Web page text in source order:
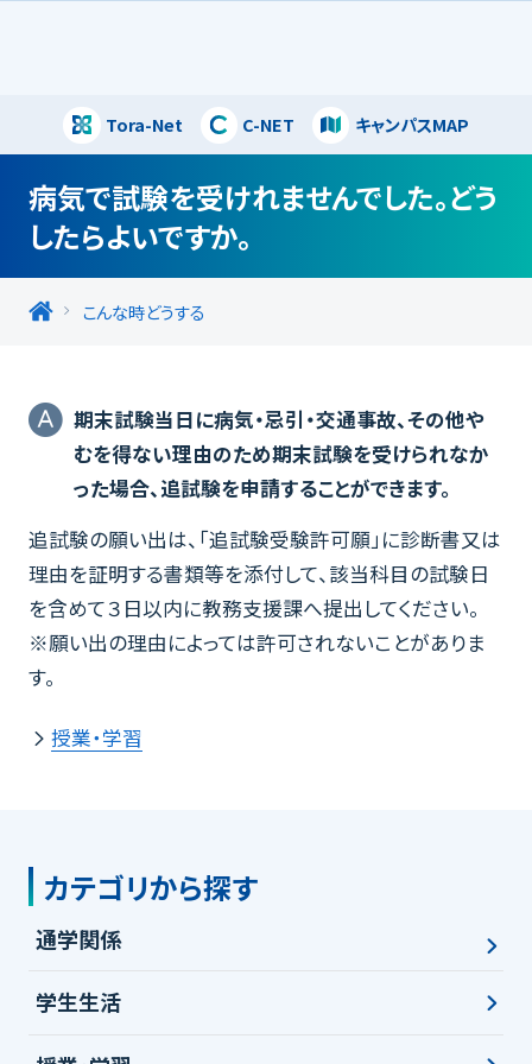
Tora-Net C-NET キャンパスMAP閉じる
病気で試験を受けれませんでした。どう
したらよいですか。
こんな時どうする
期末試験当日に病気・忌引・交通事故、その他や
むを得ない理由のため期末試験を受けられなか
った場合、追試験を申請することができます。
追試験の願い出は、「追試験受験許可願」に診断書又は
理由を証明する書類等を添付して、該当科目の試験日
を含めて３日以内に教務支援課へ提出してください。
※願い出の理由によっては許可されないことがありま
す。
授業・学習
カテゴリから探す
通学関係
学生生活